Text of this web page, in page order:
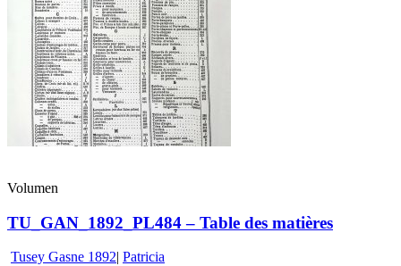
Volumen
TU_GAN_1892_PL484 – Table des matières
Tusey Gasne 1892| Patricia